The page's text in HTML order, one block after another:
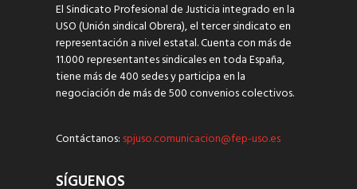
El Sindicato Profesional de Justicia integrado en la
USO (Unión sindical Obrera), el tercer sindicato en
representación a nivel estatal. Cuenta con más de
11.000 representantes sindicales en toda España,
tiene más de 400 sedes y participa en la
negociación de más de 500 convenios colectivos.
Contáctanos: spjuso.comunicacion@fep-uso.es
SÍGUENOS